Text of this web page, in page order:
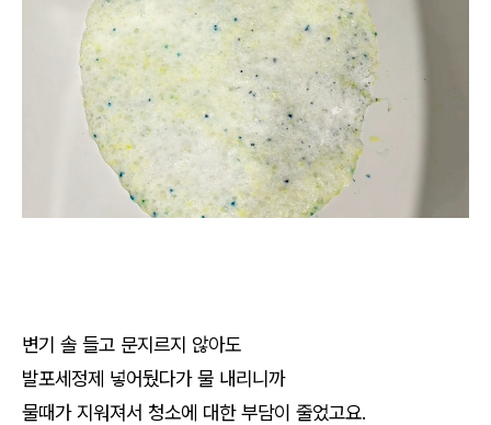
변기 솔 들고 문지르지 않아도
발포세정제 넣어뒀다가 물 내리니까
물때가 지워져서 청소에 대한 부담이 줄었고요.